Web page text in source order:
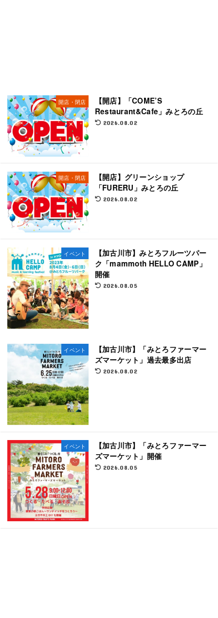
開店・閉店
【開店】「COME’S
Restaurant&Cafe」みとろの丘
2026.08.02
開店・閉店
【開店】グリーンショップ
「FURERU」みとろの丘
2026.08.02
イベント
【加古川市】みとろフルーツパー
ク「mammoth HELLO CAMP」
開催
2026.08.05
イベント
【加古川市】「みとろファーマー
ズマーケット」過去最多出店
2026.08.02
イベント
【加古川市】「みとろファーマー
ズマーケット」開催
2026.08.05